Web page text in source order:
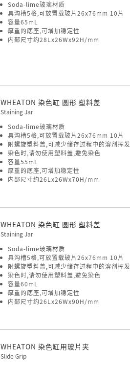
Soda-lime玻璃材质
具沟槽5格,可放置载玻片26x76mm 10片
容量65mL
厚重的底座,可增加稳定性
内部尺寸约28Lx26Wx92H/mm
WHEATON 染色缸 圆形 塑料盖
Staining Jar
Soda-lime玻璃材质
具沟槽5格,可放置载玻片26x76mm 10片
附螺旋塑料盖,可减少储存过程中的溶剂挥发
染色时,请勿使用塑料盖,避免染色
容量55mL
厚重的底座,可增加稳定性
内部尺寸约26Lx26Wx70H/mm
WHEATON 染色缸 圆形 塑料盖
Staining Jar
Soda-lime玻璃材质
具沟槽5格,可放置载玻片26x76mm 10片
附螺旋塑料盖,可减少储存过程中的溶剂挥发
染色时,请勿使用塑料盖,避免染色
容量60mL
厚重的底座,可增加稳定性
内部尺寸约26Lx26Wx90H/mm
WHEATON 染色缸用玻片夹
Slide Grip